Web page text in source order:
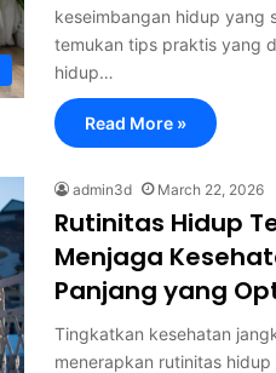
keseimbangan hidup yang
temukan tips praktis yang
hidup…
Read More »
admin3d March 22, 2026
Rutinitas Hidup
Menjaga
Panjang yang
Tingkatkan kesehatan
menerapkan rutinitas